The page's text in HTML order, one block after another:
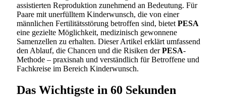
assistierten Reproduktion zunehmend an Bedeutung. Für
Paare mit unerfülltem Kinderwunsch, die von einer
männlichen Fertilitätsstörung betroffen sind, bietet PESA
eine gezielte Möglichkeit, medizinisch gewonnene
Samenzellen zu erhalten. Dieser Artikel erklärt umfassend
den Ablauf, die Chancen und die Risiken derPESA-
Methode – praxisnah und verständlich für Betroffene und
Fachkreise im Bereich Kinderwunsch.
Das Wichtigste in 60 Sekunden